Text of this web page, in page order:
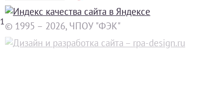
© 1995 – 2026, ЧПОУ "ФЭК"
1